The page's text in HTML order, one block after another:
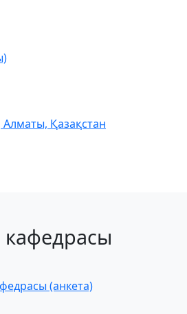
Қазақстан
кафедрасы
(анкета)